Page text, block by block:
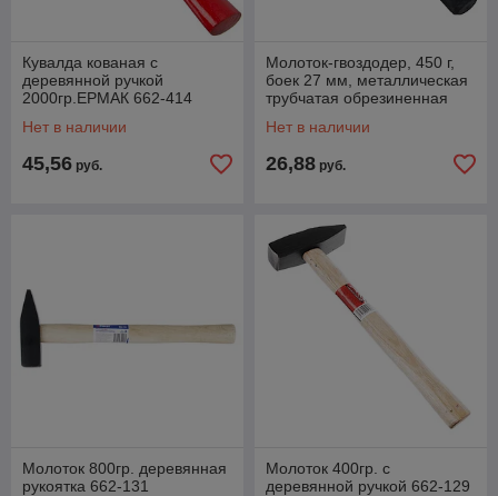
Кувалда кованая с
деревянной ручкой
2000гр.ЕРМАК 662-414
Нет в наличии
45,56 руб.
Молоток-гвоздодер, 450 г,
боек 27 мм, металлическая
трубчатая обрезиненная
Нет в наличии
26,88 руб.
Молоток 800гр. деревянная
рукоятка 662-131
Молоток 400гр. с
деревянной ручкой 662-129